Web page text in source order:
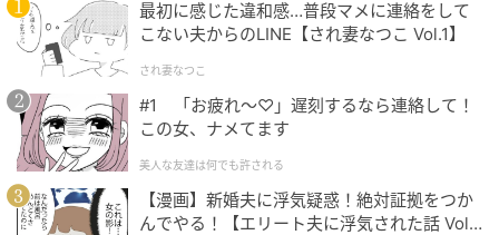
最初に感じた違和感…普段マメに連絡をして
こない夫からのLINE【され妻なつこ Vol.1】
され妻なつこ
#1 「お疲れ〜♡」遅刻するなら連絡して！
この女、ナメてます
美人な友達は何でも許される
【漫画】新婚夫に浮気疑惑！絶対証拠をつか
んでやる！【エリート夫に浮気された話 Vol.